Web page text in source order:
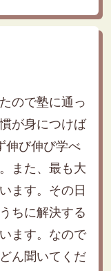
ので塾に通っ
が身につけば
伸び伸び学べ
また、最も大
ます。その日
ちに解決する
ます。なので
ん聞いてくだ